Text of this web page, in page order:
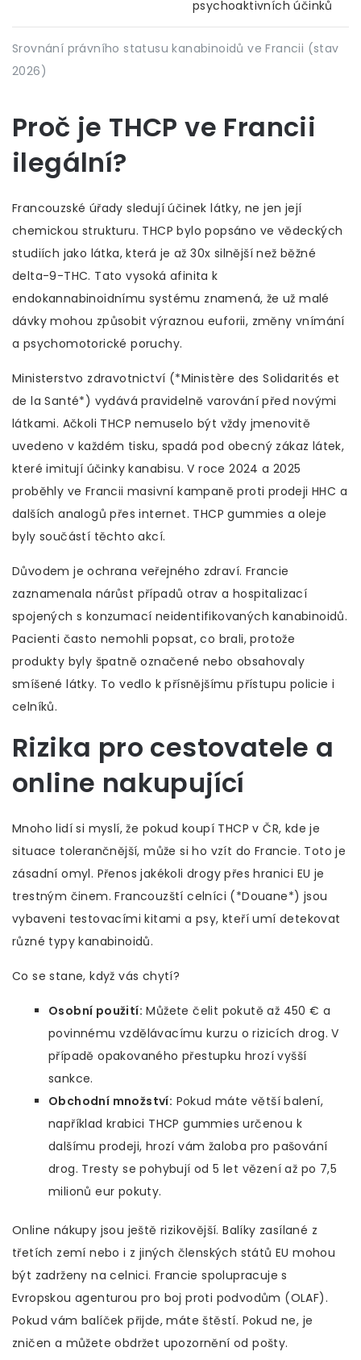
Srovnání právního statusu kanabinoidů ve Francii (stav
2026)
psychoaktivních účinků
Proč je THCP ve Francii
ilegální?
Francouzské úřady sledují účinek látky, ne jen její
chemickou strukturu. THCP bylo popsáno ve vědeckých
studiích jako látka, která je až 30x silnější než běžné
delta-9-THC. Tato vysoká afinita k
endokannabinoidnímu systému znamená, že už malé
dávky mohou způsobit výraznou euforii, změny vnímání
a psychomotorické poruchy.
Ministerstvo zdravotnictví (*Ministère des Solidarités et
de la Santé*) vydává pravidelně varování před novými
látkami. Ačkoli THCP nemuselo být vždy jmenovitě
uvedeno v každém tisku, spadá pod obecný zákaz látek,
které imitují účinky kanabisu. V roce 2024 a 2025
proběhly ve Francii masivní kampaně proti prodeji HHC a
dalších analogů přes internet. THCP gummies a oleje
byly součástí těchto akcí.
Důvodem je ochrana veřejného zdraví. Francie
zaznamenala nárůst případů otrav a hospitalizací
spojených s konzumací neidentifikovaných kanabinoidů.
Pacienti často nemohli popsat, co brali, protože
produkty byly špatně označené nebo obsahovaly
smíšené látky. To vedlo k přísnějšímu přístupu policie i
celníků.
Rizika pro cestovatele a
online nakupující
Mnoho lidí si myslí, že pokud koupí THCP v ČR, kde je
situace tolerančnější, může si ho vzít do Francie. Toto je
zásadní omyl. Přenos jakékoli drogy přes hranici EU je
trestným činem. Francouzští celníci (*Douane*) jsou
vybaveni testovacími kitami a psy, kteří umí detekovat
různé typy kanabinoidů.
Co se stane, když vás chytí?
Osobní použití: Můžete čelit pokutě až 450 € a
povinnému vzdělávacímu kurzu o rizicích drog. V
případě opakovaného přestupku hrozí vyšší
sankce.
Obchodní množství: Pokud máte větší balení,
například krabici THCP gummies určenou k
dalšímu prodeji, hrozí vám žaloba pro pašování
drog. Tresty se pohybují od 5 let vězení až po 7,5
milionů eur pokuty.
Online nákupy jsou ještě rizikovější. Balíky zasílané z
třetích zemí nebo i z jiných členských států EU mohou
být zadrženy na celnici. Francie spolupracuje s
Evropskou agenturou pro boj proti podvodům (OLAF).
Pokud vám balíček přijde, máte štěstí. Pokud ne, je
zničen a můžete obdržet upozornění od pošty.